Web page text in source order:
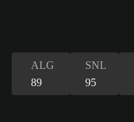
ALG
89
SNL
95